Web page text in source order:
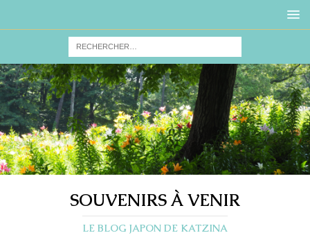
SOUVENIRS À VENIR
LE BLOG JAPON DE KATZINA